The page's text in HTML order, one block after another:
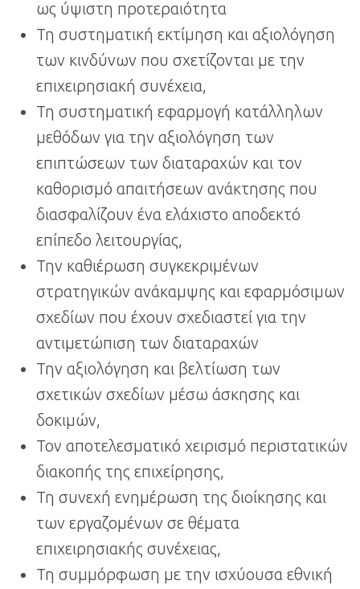
ως ύψιστη προτεραιότητα
Τη συστηματική εκτίμηση και αξιολόγηση
των κινδύνων που σχετίζονται με την
επιχειρησιακή συνέχεια,
Τη συστηματική εφαρμογή κατάλληλων
μεθόδων για την αξιολόγηση των
επιπτώσεων των διαταραχών και τον
καθορισμό απαιτήσεων ανάκτησης που
διασφαλίζουν ένα ελάχιστο αποδεκτό
επίπεδο λειτουργίας,
Την καθιέρωση συγκεκριμένων
στρατηγικών ανάκαμψης και εφαρμόσιμων
σχεδίων που έχουν σχεδιαστεί για την
αντιμετώπιση των διαταραχών
Την αξιολόγηση και βελτίωση των
σχετικών σχεδίων μέσω άσκησης και
δοκιμών,
Τον αποτελεσματικό χειρισμό περιστατικών
διακοπής της επιχείρησης,
Τη συνεχή ενημέρωση της διοίκησης και
των εργαζομένων σε θέματα
επιχειρησιακής συνέχειας,
Τη συμμόρφωση με την ισχύουσα εθνική